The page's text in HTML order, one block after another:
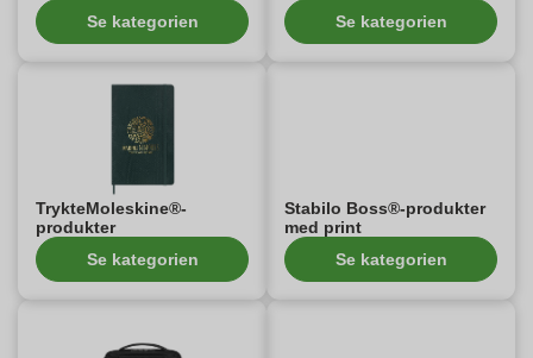
Se kategorien
Se kategorien
TrykteMoleskine®-
produkter
Se kategorien
Stabilo Boss®-produkter
med print
Se kategorien